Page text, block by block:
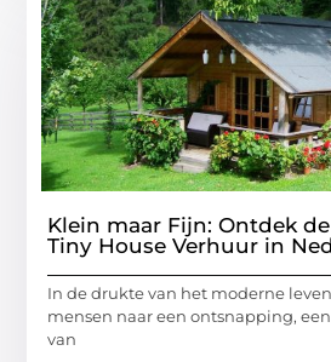
Klein maar Fijn: Ontdek
Tiny House Verhuur in
In de drukte van het moderne
mensen naar een ontsnapping,
van